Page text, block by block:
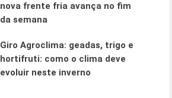
nova frente fria avança no fim
da semana
Giro Agroclima: geadas, trigo e
hortifruti: como o clima deve
evoluir neste inverno